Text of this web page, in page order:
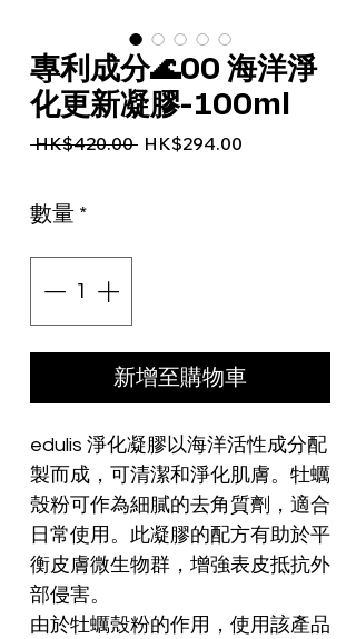
專利成分🌊00 海洋淨
化更新凝膠-100ml
HK$420.00 一般價格
HK$294.00
數量 *
新增至購物車
edulis 淨化凝膠以海洋活性成分配
製而成，可清潔和淨化肌膚。牡蠣
殼粉可作為細膩的去角質劑，適合
日常使用。此凝膠的配方有助於平
衡皮膚微生物群，增強表皮抵抗外
部侵害。
由於牡蠣殼粉的作用，使用該產品